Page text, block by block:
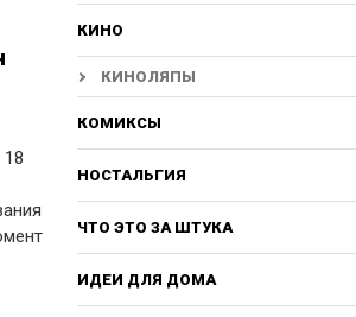
КИНО
КИНОЛЯПЫ
КОМИКСЫ
НОСТАЛЬГИЯ
ЧТО ЭТО ЗА ШТУКА
ИДЕИ ДЛЯ ДОМА